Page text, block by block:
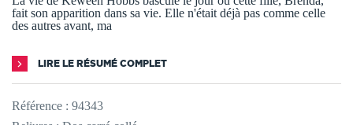
fait son apparition dans sa vie. Elle n'était déjà pas comme celle
des autres avant, ma
LIRE LE RÉSUMÉ COMPLET
Référence : 94343